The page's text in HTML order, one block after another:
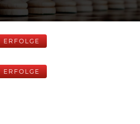
ERFOLGE
ERFOLGE